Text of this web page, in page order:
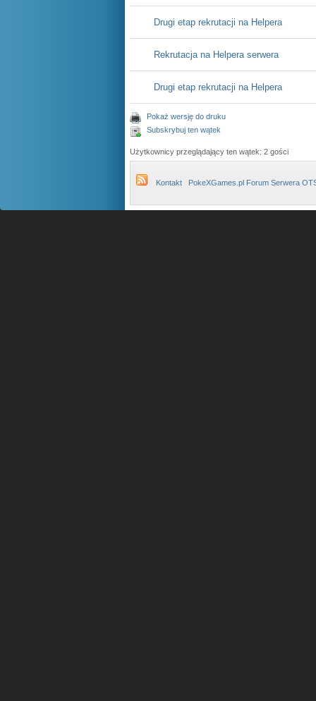
Drugi etap rekrutacji na Helpera
Rekrutacja na Helpera serwera
Drugi etap rekrutacji na Helpera
Pokaż wersję do druku
Subskrybuj ten wątek
Użytkownicy przeglądający ten wątek: 2 gości
Kontakt PokeXGames.pl Forum Serwera